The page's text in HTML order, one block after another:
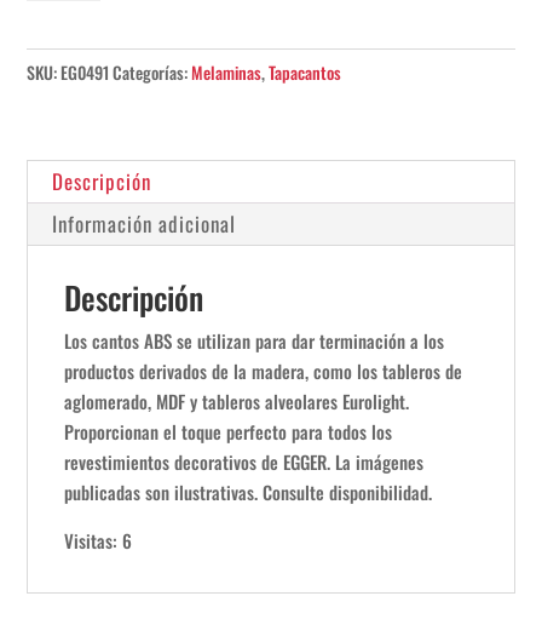
23x2mm
SKU:EG0491 Categorías:Melaminas,Tapacantos
Descripción
Información adicional
Descripción
Los cantos ABS se utilizan para dar terminación a los
productos derivados de la madera, como los tableros de
aglomerado, MDF y tableros alveolares Eurolight.
Proporcionan el toque perfecto para todos los
revestimientos decorativos de EGGER. La imágenes
publicadas son ilustrativas. Consulte disponibilidad.
Visitas: 6